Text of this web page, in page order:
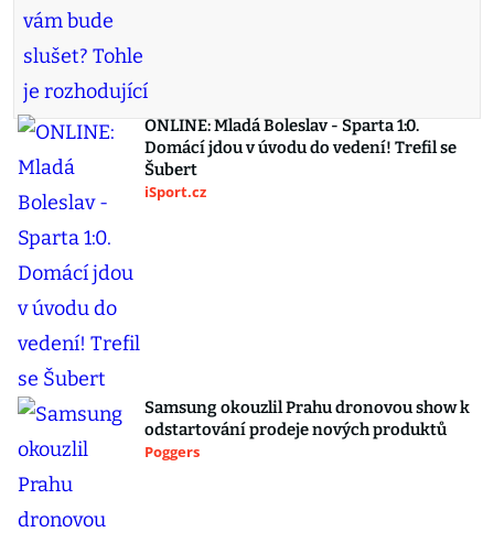
ONLINE: Mladá Boleslav - Sparta 1:0.
Domácí jdou v úvodu do vedení! Trefil se
Šubert
iSport.cz
Samsung okouzlil Prahu dronovou show k
odstartování prodeje nových produktů
Poggers